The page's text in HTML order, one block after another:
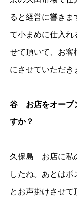
ると経営に響きま
て小まめに仕入れ
せて頂いて、お客
にさせていただき
谷 お店をオープ
すか？
久保島 お店に私
したね。あとはポ
とお声掛けさせて